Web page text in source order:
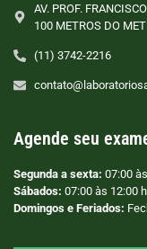
AV. PROF.
100 METROS DO
(11) 3742-2216
Agende seu
Segunda a sexta: 07:00
Sábados: 07:00 às 12:00
Domingos e Feriados: